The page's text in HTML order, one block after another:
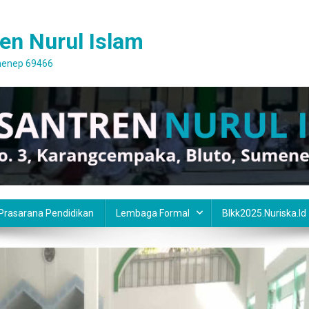
Nurul Islam
69466
Pendidikan Lembaga Formal Blkk2025.nuriska.id